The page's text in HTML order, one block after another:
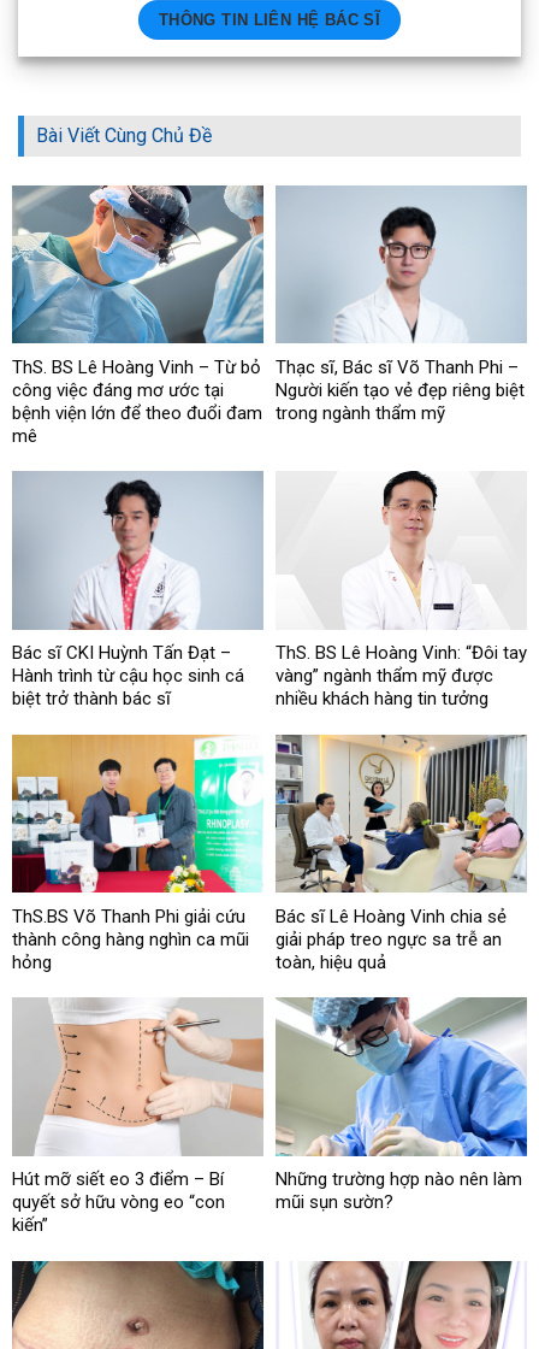
THÔNG TIN LIÊN HỆ BÁC SĨ
Bài Viết Cùng Chủ Đề
ThS. BS Lê Hoàng Vinh – Từ bỏ
công việc đáng mơ ước tại
bệnh viện lớn để theo đuổi đam
mê
Thạc sĩ, Bác sĩ Võ Thanh Phi –
Người kiến tạo vẻ đẹp riêng biệt
trong ngành thẩm mỹ
Bác sĩ CKI Huỳnh Tấn Đạt –
Hành trình từ cậu học sinh cá
biệt trở thành bác sĩ
ThS. BS Lê Hoàng Vinh: “Đôi tay
vàng” ngành thẩm mỹ được
nhiều khách hàng tin tưởng
ThS.BS Võ Thanh Phi giải cứu
thành công hàng nghìn ca mũi
hỏng
Bác sĩ Lê Hoàng Vinh chia sẻ
giải pháp treo ngực sa trễ an
toàn, hiệu quả
Hút mỡ siết eo 3 điểm – Bí
quyết sở hữu vòng eo “con
kiến”
Những trường hợp nào nên làm
mũi sụn sườn?